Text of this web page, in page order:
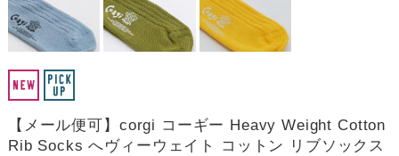
【メール便可】corgi コーギー Heavy Weight Cotton
Rib Socks へヴィーウェイト コットン リブソックス